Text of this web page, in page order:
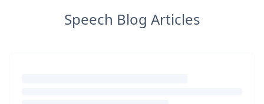
Speech Blog Articles